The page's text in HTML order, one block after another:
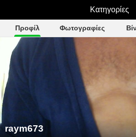
raym673
Προφίλ Φωτογραφίες
raym673
Κατηγορίες